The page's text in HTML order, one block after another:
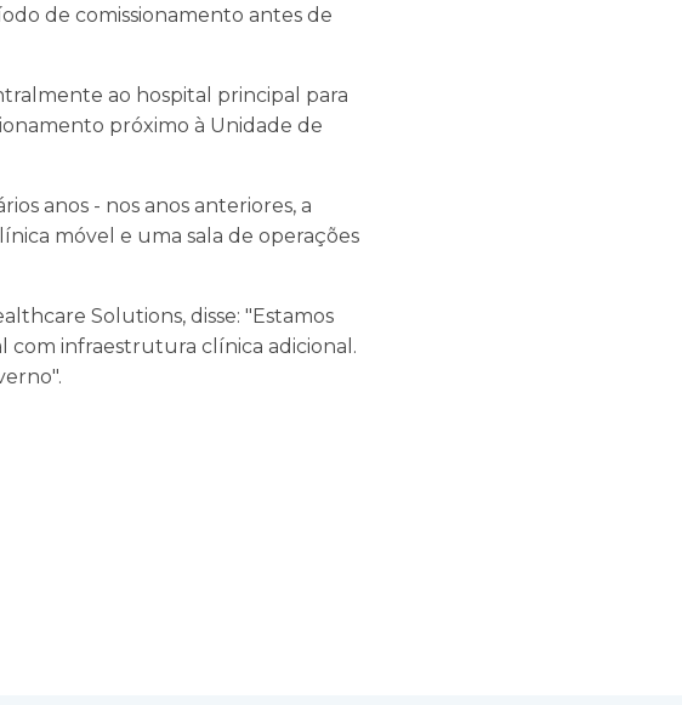
de comissionamento antes de
ao hospital principal para
próximo à Unidade de
anos - nos anos anteriores, a
móvel e uma sala de operações
Solutions, disse: "Estamos
com infraestrutura clínica adicional.